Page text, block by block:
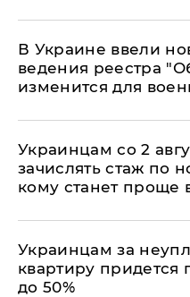
В Украине ввели
ведения реестра
изменится для
Украинцам со 2
зачислять стаж по
кому станет проще
Украинцам за
квартиру придется
до 50%